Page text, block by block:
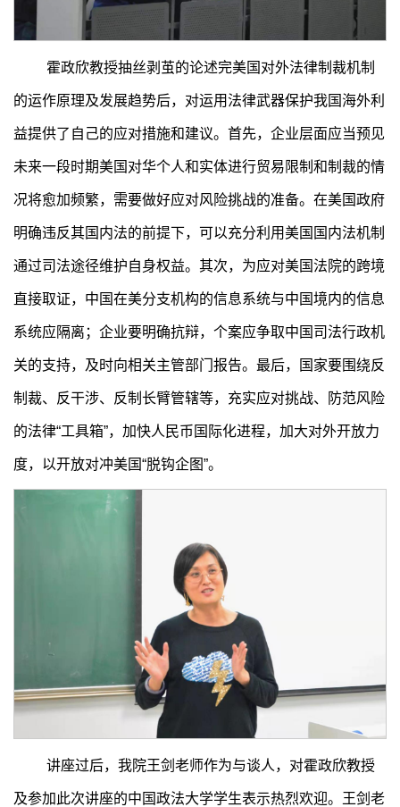
霍政欣教授抽丝剥茧的论述完美国对外法律制裁机制
的运作原理及发展趋势后，对运用法律武器保护我国海外利
益提供了自己的应对措施和建议。首先，企业层面应当预见
未来一段时期美国对华个人和实体进行贸易限制和制裁的情
况将愈加频繁，需要做好应对风险挑战的准备。在美国政府
明确违反其国内法的前提下，可以充分利用美国国内法机制
通过司法途径维护自身权益。其次，为应对美国法院的跨境
直接取证，中国在美分支机构的信息系统与中国境内的信息
系统应隔离；企业要明确抗辩，个案应争取中国司法行政机
关的支持，及时向相关主管部门报告。最后，国家要围绕反
制裁、反干涉、反制长臂管辖等，充实应对挑战、防范风险
的法律“工具箱”，加快人民币国际化进程，加大对外开放力
度，以开放对冲美国“脱钩企图”。
讲座过后，我院王剑老师作为与谈人，对霍政欣教授
及参加此次讲座的中国政法大学学生表示热烈欢迎。王剑老